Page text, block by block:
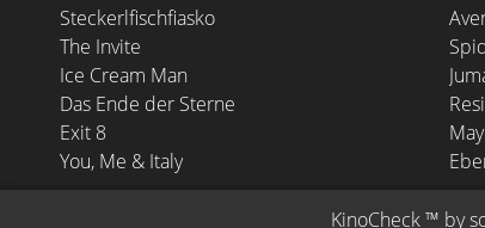
Steckerlfischfiasko
The Invite
Ice Cream Man
Das Ende der Sterne
Exit 8
You, Me & Italy
KinoCheck ™ by